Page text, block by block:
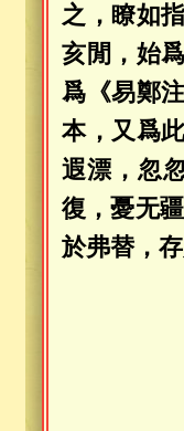
之，瞭如
亥閒，始
爲《易鄭
本，又爲
遐漂，忽
復，憂无
於弗替，